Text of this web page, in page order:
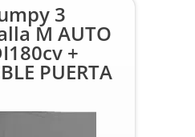
3
M AUTO
+
PUERTA